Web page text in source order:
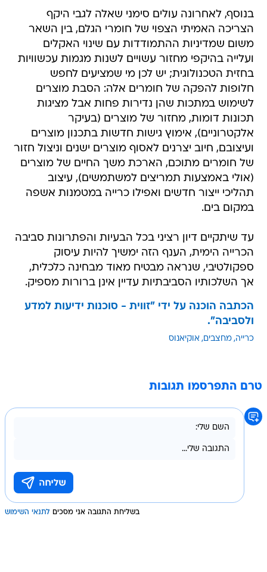
בנוסף, לאחרונה עולים סימני שאלה לגבי היקף
הצריכה האמיתי הצפוי של חומרי הגלם, בין השאר
משום שמדיניות ההתמודדות עם שינוי האקלים
ועלייה בהיקפי מחזור עשויים לשנות מגמות עכשוויות
בחזית הטכנולוגית; יש לכן מי שמציעים לחפש
חלופות להפקה של חומרים אלה: הסבת מוצרים
לשימוש במתכות שהן נדירות פחות אבל מציגות
תכונות דומות, מחזור של מוצרים (בעיקר
אלקטרוניים), אימוץ גישות חדשות בתכנון מוצרים
ועיצובם, חיוב יצרנים לאסוף מוצרים ישנים וניצול חזור
של חומרים מתוכם, הארכת משך החיים של מוצרים
(אולי באמצעות תמריצים למשתמשים), עיצוב
תהליכי ייצור חדשים ואפילו כרייה במטמנות אשפה
במקום בים.
עד שיתקיים דיון רציני בכל הבעיות והפתרונות סביבה
הכרייה הימית, הענף הזה ימשיך להיות עיסוק
ספקולטיבי, שנראה מבטיח מאוד מבחינה כלכלית,
אך השלכותיו הסביבתיות עדיין אינן ברורות מספיק.
הכתבה הוכנה על ידי "זווית - סוכנות ידיעות למדע
ולסביבה".
כרייה מחצבים אוקיאנוס
טרם התפרסמו תגובות
בשליחת התגובה אני מסכים לתנאי השימוש